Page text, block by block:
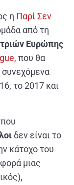
η Παρί Σεν
από τη
Ευρώπης
που θα
συνεχόμενα
το 2017 και
δεν είναι το
κάτοχο του
μιας